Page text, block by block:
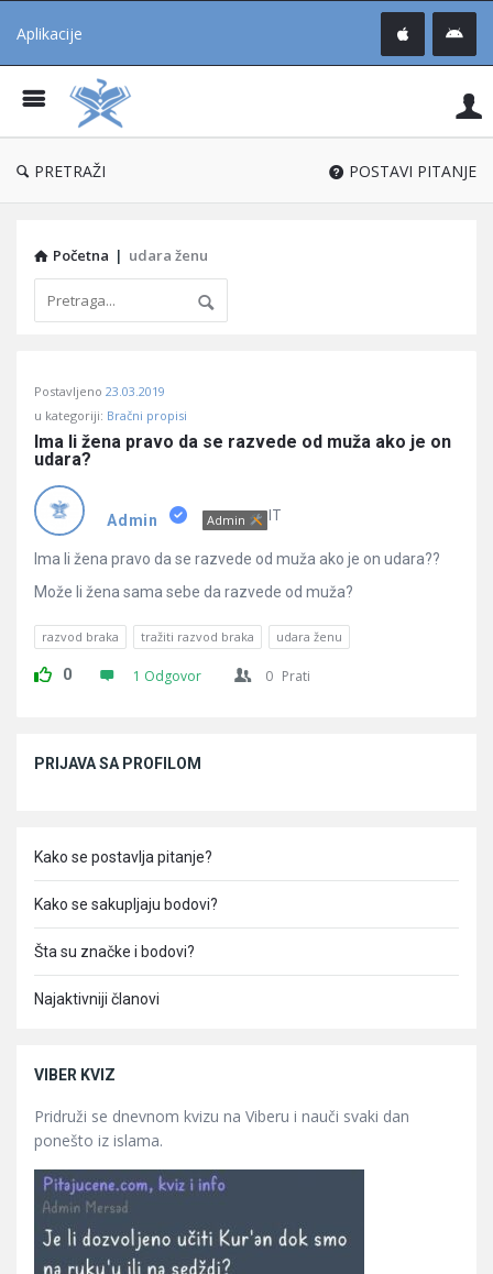
Aplikacije
®
PRETRAŽI POSTAVI PITANJE
Početna | udara ženu
Učene
Latest
Pitanja
Postavljeno 23.03.2019
u kategoriji: Bračni propisi
Ima li žena pravo da se razvede od muža ako je on
udara?
Admin Admin IT
Ima li žena pravo da se razvede od muža ako je on udara??
Može li žena sama sebe da razvede od muža?
razvod braka tražiti razvod braka udara ženu
0 1 Odgovor 0 Prati
PRIJAVA SA PROFILOM
Kako se postavlja pitanje?
Kako se sakupljaju bodovi?
Šta su značke i bodovi?
Najaktivniji članovi
VIBER KVIZ
Pridruži se dnevnom kvizu na Viberu i nauči svaki dan
ponešto iz islama.